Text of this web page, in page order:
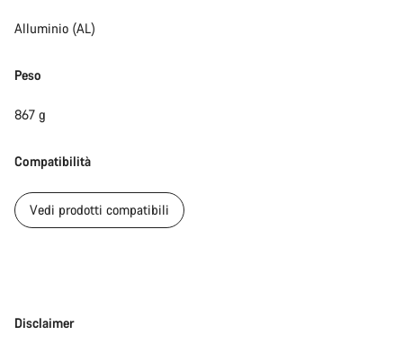
Alluminio (AL)
Peso
867 g
Compatibilità
Vedi prodotti compatibili
Disclaimer
Disclaimer